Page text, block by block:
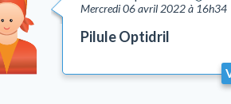
Mercredi 06 avril 2022 à 16h34
Pilule Optidril